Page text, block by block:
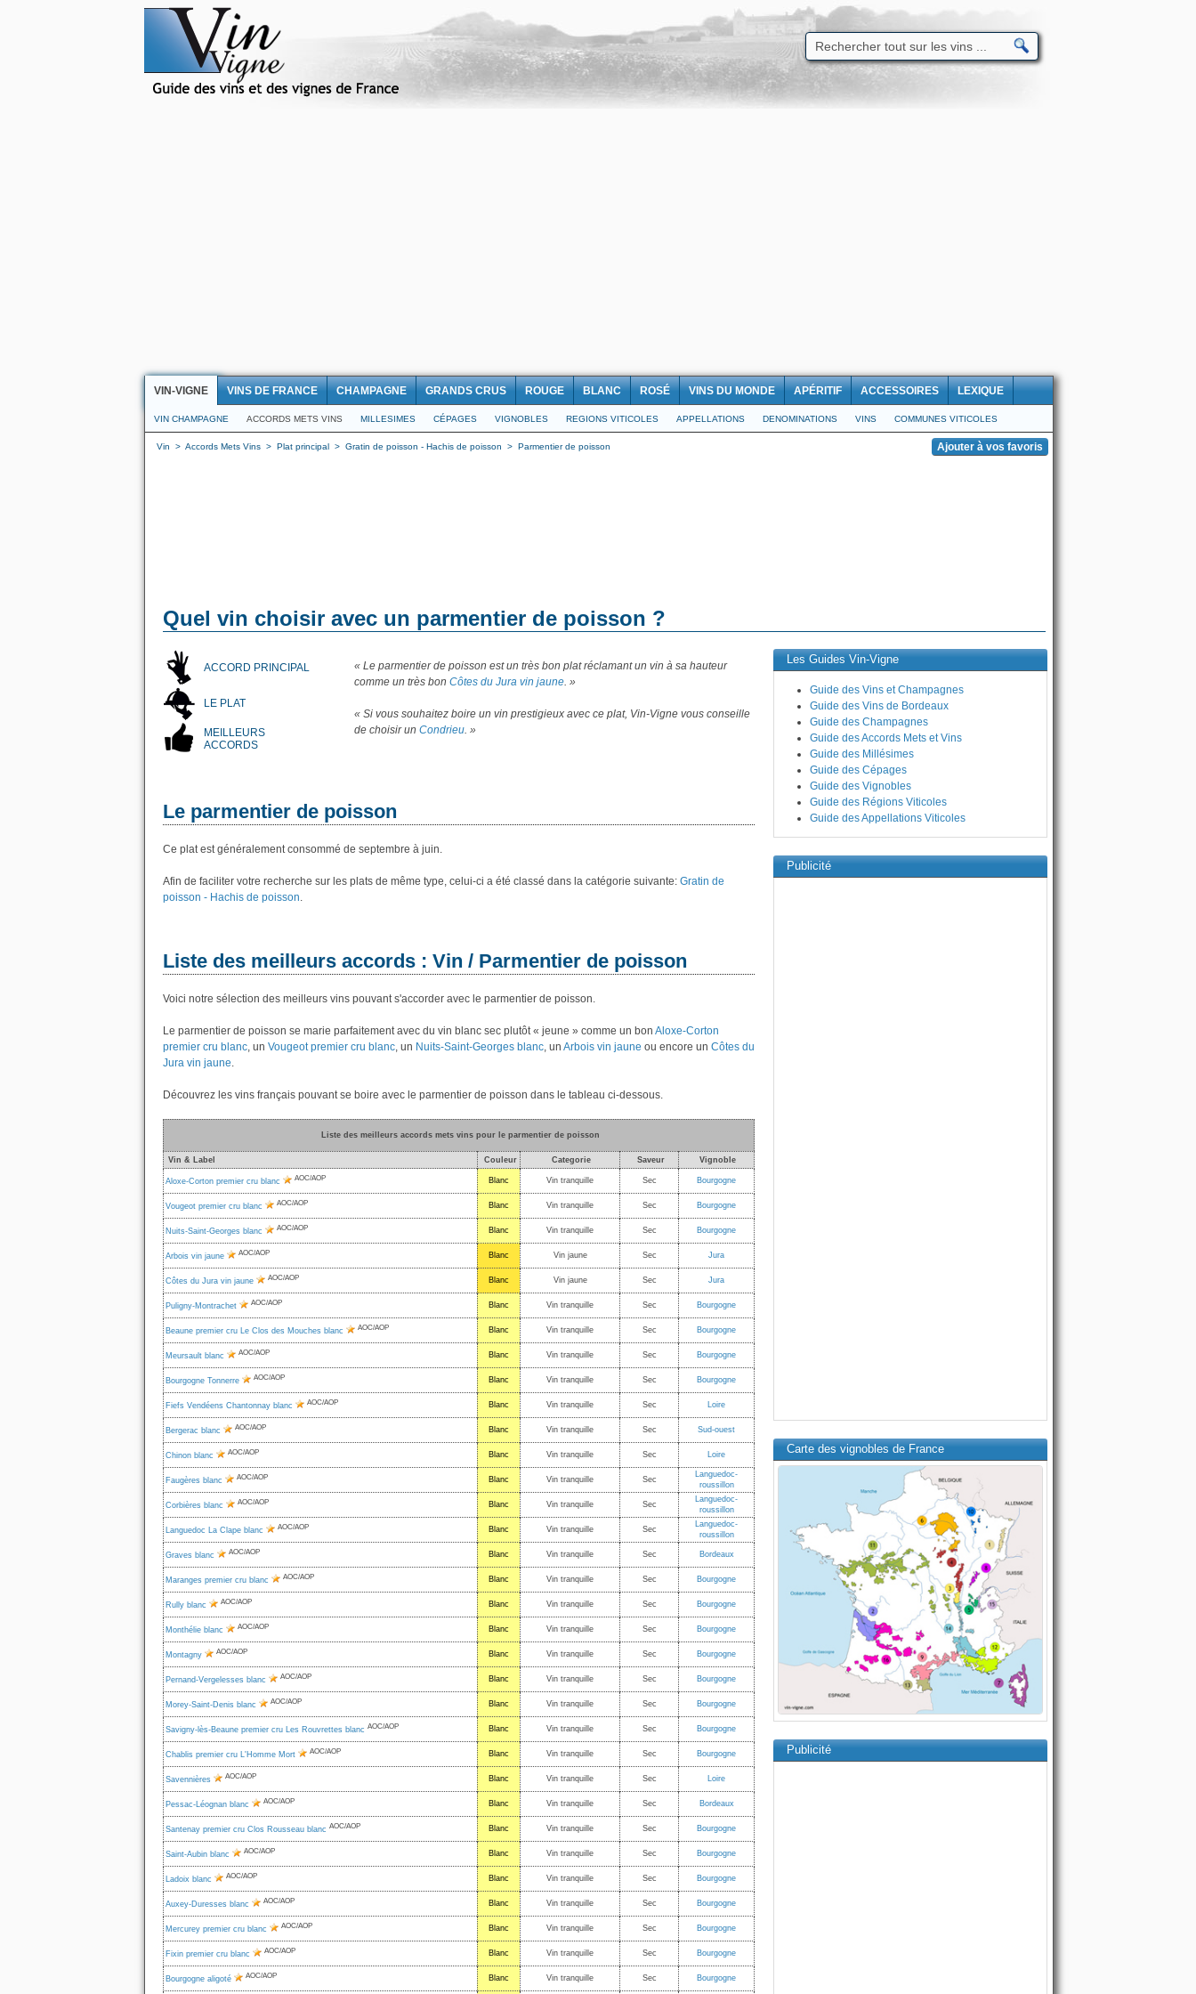
VIN-VIGNE VINS DE FRANCE CHAMPAGNE GRANDS CRUS ROUGE BLANC ROSÉ VINS DU MONDE APÉRITIF ACCESSOIRES LEXIQUE
VIN CHAMPAGNE ACCORDS METS VINS MILLESIMES CÉPAGES VIGNOBLES REGIONS VITICOLES APPELLATIONS DENOMINATIONS VINS COMMUNES VITICOLES
Vin > Accords Mets Vins > Plat principal > Gratin de poisson - Hachis de poisson > Parmentier de poisson
Quel vin choisir avec un parmentier de poisson ?
ACCORD PRINCIPAL
LE PLAT
MEILLEURS
ACCORDS
« Le parmentier de poisson est un très bon plat réclamant un vin à sa hauteur
comme un très bon Côtes du Jura vin jaune. »
« Si vous souhaitez boire un vin prestigieux avec ce plat, Vin-Vigne vous conseille
de choisir un Condrieu. »
Le parmentier de poisson
Ce plat est généralement consommé de septembre à juin.
Afin de faciliter votre recherche sur les plats de même type, celui-ci a été classé dans la catégorie suivante: Gratin de
poisson - Hachis de poisson.
Liste des meilleurs accords : Vin / Parmentier de poisson
Voici notre sélection des meilleurs vins pouvant s'accorder avec le parmentier de poisson.
Le parmentier de poisson se marie parfaitement avec du vin blanc sec plutôt « jeune » comme un bon Aloxe-Corton
premier cru blanc, un Vougeot premier cru blanc, un Nuits-Saint-Georges blanc, un Arbois vin jaune ou encore un Côtes du
Jura vin jaune.
Découvrez les vins français pouvant se boire avec le parmentier de poisson dans le tableau ci-dessous.
Liste des meilleurs accords mets vins pour le parmentier de poisson
Vin & Label Couleur Categorie Saveur Vignoble
Aloxe-Corton premier cru blanc AOC/AOP Blanc Vin tranquille Sec Bourgogne
Vougeot premier cru blanc AOC/AOP Blanc Vin tranquille Sec Bourgogne
Nuits-Saint-Georges blanc AOC/AOP Blanc Vin tranquille Sec Bourgogne
Arbois vin jaune AOC/AOP Blanc Vin jaune Sec Jura
Côtes du Jura vin jaune AOC/AOP Blanc Vin jaune Sec Jura
Puligny-Montrachet AOC/AOP Blanc Vin tranquille Sec Bourgogne
Beaune premier cru Le Clos des Mouches blanc AOC/AOP Blanc Vin tranquille Sec Bourgogne
Meursault blanc AOC/AOP Blanc Vin tranquille Sec Bourgogne
Bourgogne Tonnerre AOC/AOP Blanc Vin tranquille Sec Bourgogne
Fiefs Vendéens Chantonnay blanc AOC/AOP Blanc Vin tranquille Sec Loire
Bergerac blanc AOC/AOP Blanc Vin tranquille Sec Sud-ouest
Chinon blanc AOC/AOP Blanc Vin tranquille Sec Loire
Faugères blanc AOC/AOP Blanc Vin tranquille Sec
Languedoc-
roussillon
Corbières blanc AOC/AOP Blanc Vin tranquille Sec
Languedoc-
roussillon
Languedoc La Clape blanc AOC/AOP Blanc Vin tranquille Sec
Languedoc-
roussillon
Graves blanc AOC/AOP Blanc Vin tranquille Sec Bordeaux
Maranges premier cru blanc AOC/AOP Blanc Vin tranquille Sec Bourgogne
Rully blanc AOC/AOP Blanc Vin tranquille Sec Bourgogne
Monthélie blanc AOC/AOP Blanc Vin tranquille Sec Bourgogne
Montagny AOC/AOP Blanc Vin tranquille Sec Bourgogne
Pernand-Vergelesses blanc AOC/AOP Blanc Vin tranquille Sec Bourgogne
Morey-Saint-Denis blanc AOC/AOP Blanc Vin tranquille Sec Bourgogne
Savigny-lès-Beaune premier cru Les Rouvrettes blanc AOC/AOP Blanc Vin tranquille Sec Bourgogne
Chablis premier cru L'Homme Mort AOC/AOP Blanc Vin tranquille Sec Bourgogne
Savennières AOC/AOP Blanc Vin tranquille Sec Loire
Pessac-Léognan blanc AOC/AOP Blanc Vin tranquille Sec Bordeaux
Santenay premier cru Clos Rousseau blanc AOC/AOP Blanc Vin tranquille Sec Bourgogne
Saint-Aubin blanc AOC/AOP Blanc Vin tranquille Sec Bourgogne
Ladoix blanc AOC/AOP Blanc Vin tranquille Sec Bourgogne
Auxey-Duresses blanc AOC/AOP Blanc Vin tranquille Sec Bourgogne
Mercurey premier cru blanc AOC/AOP Blanc Vin tranquille Sec Bourgogne
Fixin premier cru blanc AOC/AOP Blanc Vin tranquille Sec Bourgogne
Bourgogne aligoté AOC/AOP Blanc Vin tranquille Sec Bourgogne
Les Guides Vin-Vigne
Guide des Vins et Champagnes
Guide des Vins de Bordeaux
Guide des Champagnes
Guide des Accords Mets et Vins
Guide des Millésimes
Guide des Cépages
Guide des Vignobles
Guide des Régions Viticoles
Guide des Appellations Viticoles
Publicité
Carte des vignobles de France
Publicité